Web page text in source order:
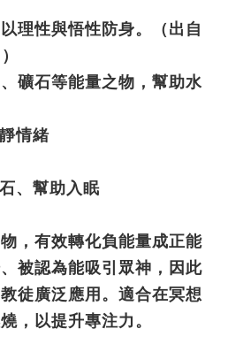
理性與悟性防身。（出自
礦石等能量之物，幫助水
情緒
、幫助入眠
，有效轉化負能量成正能
被認為能吸引眾神，因此
徒廣泛應用。適合在冥想
，以提升專注力。